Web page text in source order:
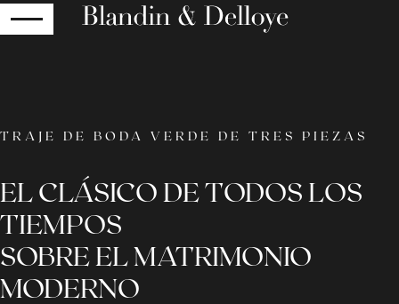
TRAJE DE BODA VERDE DE TRES PIEZAS
EL CLÁSICO DE TODOS LOS
TIEMPOS
SOBRE EL MATRIMONIO
MODERNO